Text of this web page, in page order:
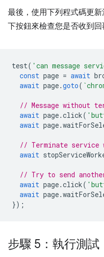
最後，使用下列程式碼更
下按鈕來檢查您是否收到回
test( 'can message
const page = await
await page.goto(
// Message without
await page.click(
await page.
// Terminate service
await
// Try to send another
await page.click(
await page.
});
步驟 5：執行測試